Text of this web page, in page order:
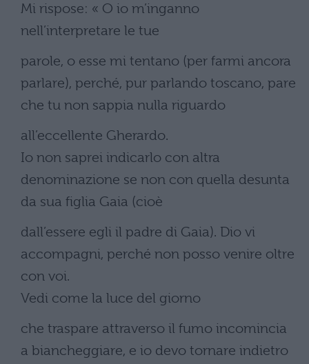
Mi rispose: « O io m’inganno
nell’interpretare le tue
parole, o esse mi tentano (per farmi ancora
parlare), perché, pur parlando toscano, pare
che tu non sappia nulla riguardo
all’eccellente Gherardo.
Io non saprei indicarlo con altra
denominazione se non con quella desunta
da sua figlia Gaia (cioè
dall’essere egli il padre di Gaia). Dio vi
accompagni, perché non posso venire oltre
con voi.
Vedi come la luce del giorno
che traspare attraverso il fumo incomincia
a biancheggiare, e io devo tornare indietro